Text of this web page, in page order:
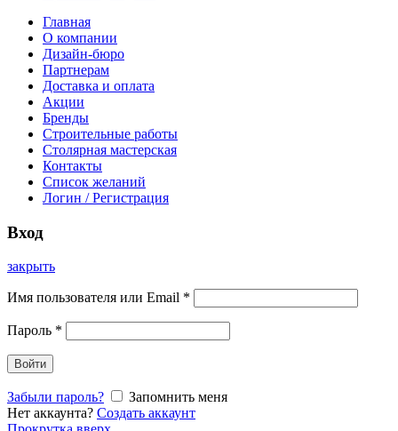
Главная
О компании
Дизайн-бюро
Партнерам
Доставка и оплата
Акции
Бренды
Строительные работы
Столярная мастерская
Контакты
Список желаний
Логин / Регистрация
Вход
закрыть
Имя пользователя или Email *
Пароль *
Войти
Забыли пароль?
Запомнить меня
Нет аккаунта? Создать аккаунт